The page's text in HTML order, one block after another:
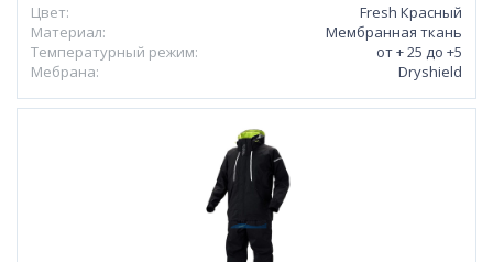
Цвет:
Fresh Красный
Материал:
Мембранная ткань
Температурный режим:
от + 25 до +5
Мебрана:
Dryshield